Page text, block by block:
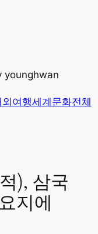
younghwan
외여행세계문화전체
), 삼국
지에